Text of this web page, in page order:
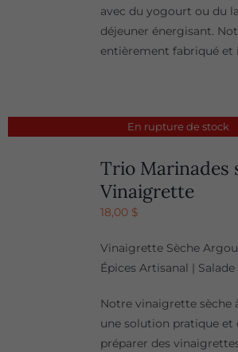
avec du yogourt ou du
déjeuner énergisant.
entièrement fabriqué et
En rupture de stock
Trio Marinades
Vinaigrette
18,00 $
Vinaigrette Sèche
Épices Artisanal |
Notre vinaigrette sèche
une solution pratique et
préparer des